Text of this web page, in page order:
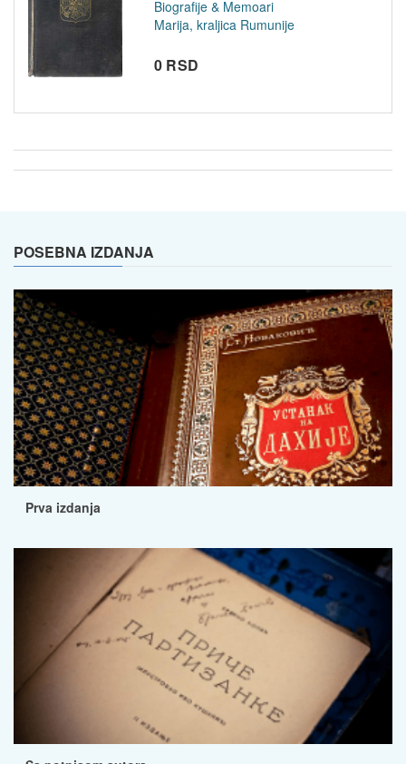
Biografije & Memoari
Marija, kraljica Rumunije
0 RSD
POSEBNA IZDANJA
Prva izdanja